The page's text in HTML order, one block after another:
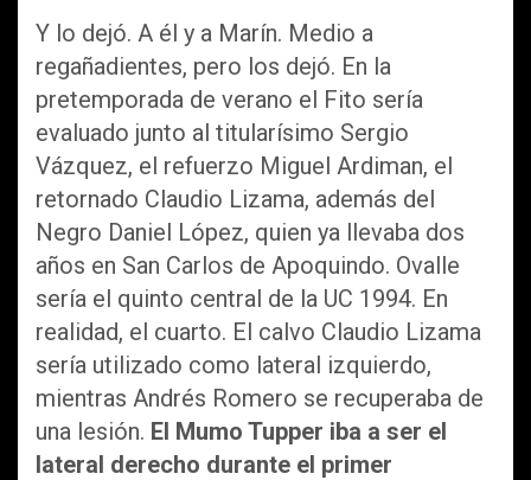
Y lo dejó. A él y a Marín. Medio a
regañadientes, pero los dejó. En la
pretemporada de verano el Fito sería
evaluado junto al titularísimo Sergio
Vázquez, el refuerzo Miguel Ardiman, el
retornado Claudio Lizama, además del
Negro Daniel López, quien ya llevaba dos
años en San Carlos de Apoquindo. Ovalle
sería el quinto central de la UC 1994. En
realidad, el cuarto. El calvo Claudio Lizama
sería utilizado como lateral izquierdo,
mientras Andrés Romero se recuperaba de
una lesión. El Mumo Tupper iba a ser el
lateral derecho durante el primer